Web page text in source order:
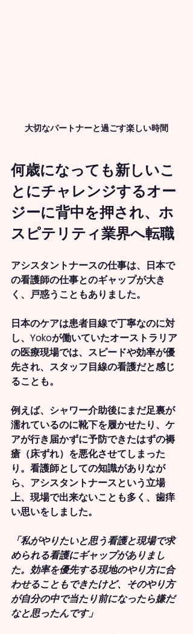
大切なパートナーと過ごす楽しい時間
何歳になっても新しいこ
とにチャレンジするオー
ジーに背中を押され、ホ
スピテリティ業界へ転職
アシスタントナースの仕事は、日本で
の看護師の仕事とのギャップが大き
く、戸惑うこともありました。
日本のケアは患者目線で丁寧なのに対
し、Yokoが働いていたオーストラリア
の医療現場では、スピードや効率が優
先され、スタッフ目線の看護だと感じ
ることも。
例えば、シャワー介助後にまだ足裏が
濡れているのに靴下を履かせたり、ケ
アが行き届かずに予防できたはずの褥
瘡（床ずれ）を悪化させてしまった
り。看護師としての知識がありなが
ら、アシスタントナースという立場
上、現場で出来ないことも多く、歯痒
い思いをしました。
「私がやりたいと思う看護と現場で求
められる看護にギャップがありまし
た。効率を優先する現地のやり方に合
わせることもできたけど、そのやり方
が自分の中で当たり前になったら嫌だ
なと思ったんです」